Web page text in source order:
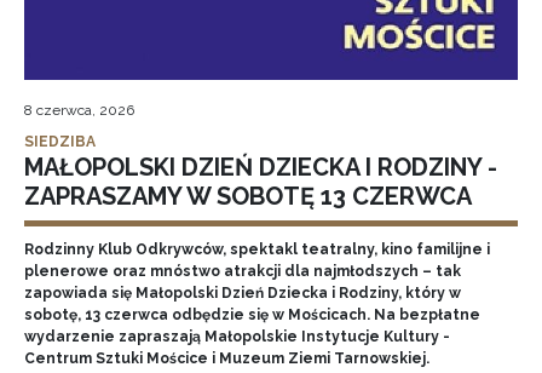
8 czerwca, 2026
SIEDZIBA
MAŁOPOLSKI DZIEŃ DZIECKA I RODZINY -
ZAPRASZAMY W SOBOTĘ 13 CZERWCA
Rodzinny Klub Odkrywców, spektakl teatralny, kino familijne i
plenerowe oraz mnóstwo atrakcji dla najmłodszych – tak
zapowiada się Małopolski Dzień Dziecka i Rodziny, który w
sobotę, 13 czerwca odbędzie się w Mościcach. Na bezpłatne
wydarzenie zapraszają Małopolskie Instytucje Kultury -
Centrum Sztuki Mościce i Muzeum Ziemi Tarnowskiej.